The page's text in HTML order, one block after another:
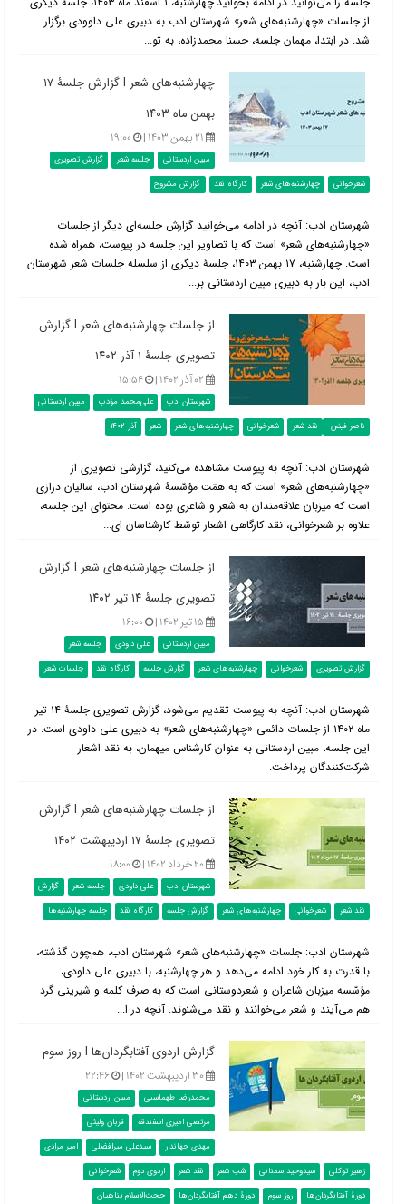
از جلسات «چهارشنبه‌های شعر» شهرستان ادب به دبیری علی داوودی برگزار
شد. در ابتدا، مهمان جلسه، حسنا محمدزاده، به تو...
چهارشنبه‌های شعر l گزارش جلسۀ ۱۷
بهمن ماه ۱۴۰۳
۲۱ بهمن ۱۴۰۳ | ۱۹:۰۰
مبین اردستانی جلسه شعر
گزارش تصویری
شعرخوانی
چهارشنبه‌های شعر کارگاه نقد گزارش مشروح
شهرستان ادب: آنچه در ادامه می‌خوانید گزارش جلسه‌ای دیگر از جلسات
«چهارشنبه‌های شعر» است که با تصاویر این جلسه در پیوست، همراه شده
است. چهارشنبه، ۱۷ بهمن ۱۴۰۳، جلسۀ دیگری از سلسله جلسات شعر شهرستان
ادب، این بار به دبیری مبین اردستانی بر...
از جلسات چهارشنبه‌های شعر l گزارش
تصویری جلسۀ ۱ آذر ۱۴۰۲
۰۲ آذر ۱۴۰۲ | ۱۵:۵۴
شهرستان ادب علی‌محمد مؤدب
مبین اردستانی
ناصر فیض
نقد شعر شعرخوانی چهارشنبه‌های شعر شعر آذر 1402
شهرستان ادب: آنچه به پیوست مشاهده می‌کنید، گزارشی تصویری از
«چهارشنبه‌های شعر» است که به همّت مؤسّسۀ شهرستان ادب، سالیان درازی
است که میزبان علاقه‌مندان به شعر و شاعری بوده است. محتوای این جلسه،
علاوه بر شعرخوانی، نقد کارگاهی اشعار توسّط کارشناسان ای...
از جلسات چهارشنبه‌های شعر l گزارش
تصویری جلسۀ ۱۴ تیر ۱۴۰۲
۱۵ تیر ۱۴۰۲ | ۱۶:۰۰
مبین اردستانی علی داودی
جلسه شعر
گزارش تصویری
شعرخوانی چهارشنبه‌های شعر گزارش جلسه کارگاه نقد جلسات شعر
شهرستان ادب: آنچه به پیوست تقدیم می‌شود، گزارش تصویری جلسۀ ۱۴ تیر
ماه ۱۴۰۲ از جلسات دائمی «چهارشنبه‌های شعر» به دبیری علی داودی است. در
این جلسه، مبین اردستانی به عنوان کارشناس میهمان، به نقد اشعار
شرکت‌کنندگان پرداخت.
از جلسات چهارشنبه‌های شعر l گزارش
تصویری جلسۀ ۱۷ اردیبهشت ۱۴۰۲
۲۰ خرداد ۱۴۰۲ | ۱۸:۰۰
شهرستان ادب علی داودی جلسه شعر
گزارش
نقد شعر
شعرخوانی چهارشنبه‌های شعر گزارش جلسه کارگاه نقد جلسه چهارشنبه‌ها
شهرستان ادب: جلسات «چهارشنبه‌های شعر» شهرستان ادب، هم‌چون گذشته،
با قدرت به کار خود ادامه می‌دهد و هر چهارشنبه، با دبیری علی داودی،
مؤسّسه میزبان شاعران و شعردوستانی است که به صرف کلمه و شیرینی گرد
هم می‌آیند و شعر می‌خوانند و نقد می‌شنوند. آنچه در ا...
گزارش اردوی آفتابگردان‌ها l روز سوم
۳۰ اردیبهشت ۱۴۰۲ | ۲۲:۴۶
محمدرضا طهماسبی
مبین اردستانی
مرتضی امیری اسفندقه
قربان ولیئی
مهدی جهاندار
سیدعلی میرافضلی
امیر مرادی
زهیر توکلی
سیدوحید سمنانی شب شعر نقد شعر اردوی دوم
شعرخوانی
دورۀ آفتابگردان‌ها
روز سوم دورۀ دهم آفتابگردان‌ها حجت‌الاسلام پناهیان